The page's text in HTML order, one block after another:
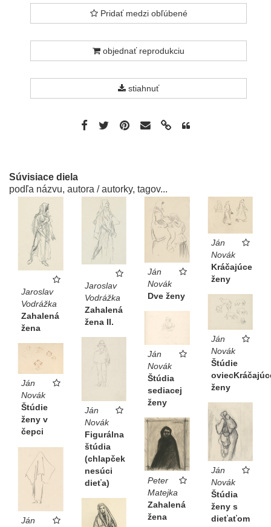
Pridať medzi obľúbené
objednať reprodukciu
stiahnuť
Súvisiace diela
podľa názvu, autora / autorky, tagov...
Jaroslav
Vodrážka
Zahalená
žena
Jaroslav
Vodrážka
Zahalená
žena II.
Ján
Novák
Dve ženy
Ján
Novák
Kráčajúce
ženy
Ján
Novák
Štúdie
ženy
Ján
Novák
Štúdia
sediacej
ženy
Ján
Novák
Figurálna
štúdia
(chlapček
nesúci
dieťa)
Ján
Novák
Štúdie
ženy v
čepci
Ján
Novák
Štúdia
ženy s
dieťaťom
Peter
Matejka
Zahalená
žena
Ján